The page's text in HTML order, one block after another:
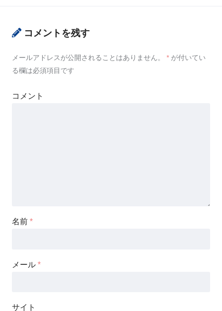
コメントを残す
メールアドレスが公開されることはありません。 * が付いてい
る欄は必須項目です
コメント
名前 *
メール *
サイト